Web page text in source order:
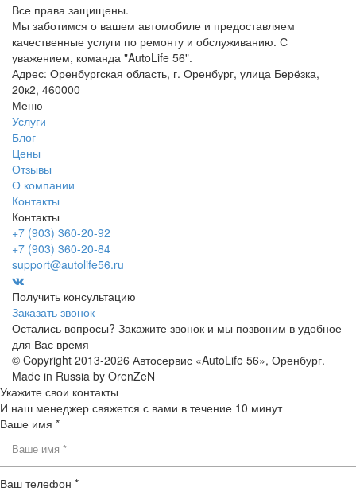
Все права защищены.
Мы заботимся о вашем автомобиле и предоставляем
качественные услуги по ремонту и обслуживанию. С
уважением, команда "AutoLife 56".
Адрес: Оренбургская область, г. Оренбург, улица Берёзка,
20к2, 460000
Меню
Услуги
Блог
Цены
Отзывы
О компании
Контакты
Контакты
+7 (903) 360-20-92
+7 (903) 360-20-84
support@autolife56.ru
Получить консультацию
Заказать звонок
Остались вопросы? Закажите звонок и мы позвоним в удобное
для Вас время
© Copyright 2013-2026 Автосервис «AutoLife 56», Оренбург.
Made in Russia by OrenZeN
Укажите свои контакты
И наш менеджер свяжется с вами в течение 10 минут
Ваше имя *
Ваш телефон *